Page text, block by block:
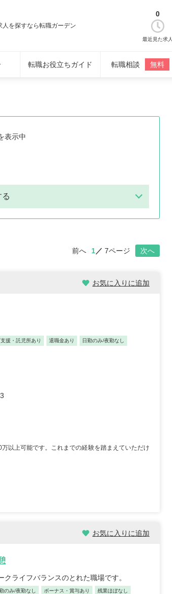
を探すなら転職ガーデン
0
最近見た求人
転職お役立ちガイド 転職相談 無料
表示中
前へ 1 7ページ 次へ
お気に入りに追加
援・託児所あり 退職金あり 日勤のみ/夜勤なし
以上可能です。これまでの経験を踏まえていただけ
お気に入りに追加
ライフバランスのとれた職場です。
のみ/夜勤なし ボーナス・賞与あり 残業ほぼなし